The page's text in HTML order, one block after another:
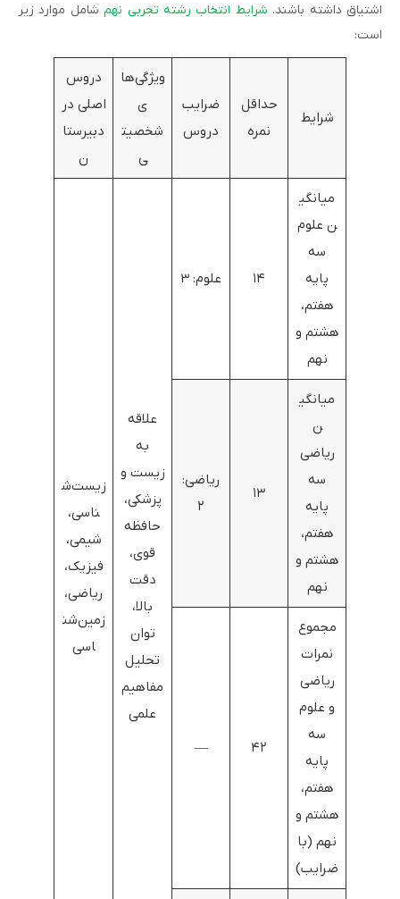
اشتیاق داشته باشند. شرایط انتخاب رشته تجربی نهمشامل موارد زیر
است:
شرایط
حداقل
نمره
ضرایب
دروس
ویژگی‌ها
ی
شخصیت
ی
دروس
اصلی در
دبیرستا
ن
میانگی
ن علوم
سه
پایه
هفتم،
هشتم و
نهم
۱۴ علوم: ۳
علاقه
به
زیست و
پزشکی،
حافظه
قوی،
دقت
بالا،
توان
تحلیل
مفاهیم
علمی
زیست‌ش
ناسی،
شیمی،
فیزیک،
ریاضی،
زمین‌شن
اسی
میانگی
ن
ریاضی
سه
پایه
هفتم،
هشتم و
نهم
۱۳
ریاضی:
۲
مجموع
نمرات
ریاضی
و علوم
سه
پایه
هفتم،
هشتم و
نهم (با
ضرایب)
۴۲ —